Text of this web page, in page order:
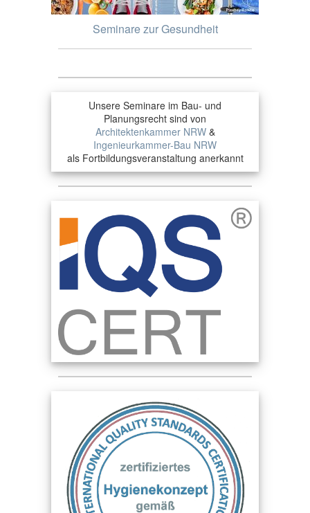
Seminare zur Gesundheit
Unsere Seminare im Bau- und
Planungsrecht sind von
Architektenkammer NRW&
Ingenieurkammer-Bau NRW
als Fortbildungsveranstaltung anerkannt